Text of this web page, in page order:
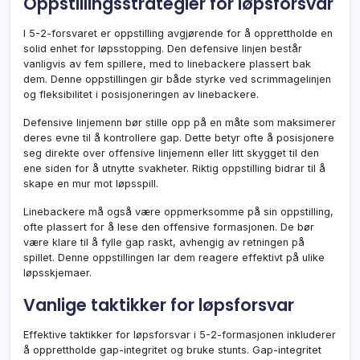
I 5-2-forsvaret er oppstilling avgjørende for å opprettholde en
solid enhet for løpsstopping. Den defensive linjen består
vanligvis av fem spillere, med to linebackere plassert bak
dem. Denne oppstillingen gir både styrke ved scrimmagelinjen
og fleksibilitet i posisjoneringen av linebackere.
Defensive linjemenn bør stille opp på en måte som maksimerer
deres evne til å kontrollere gap. Dette betyr ofte å posisjonere
seg direkte over offensive linjemenn eller litt skygget til den
ene siden for å utnytte svakheter. Riktig oppstilling bidrar til å
skape en mur mot løpsspill.
Linebackere må også være oppmerksomme på sin oppstilling,
ofte plassert for å lese den offensive formasjonen. De bør
være klare til å fylle gap raskt, avhengig av retningen på
spillet. Denne oppstillingen lar dem reagere effektivt på ulike
løpsskjemaer.
Vanlige taktikker for løpsforsvar
Effektive taktikker for løpsforsvar i 5-2-formasjonen inkluderer
å opprettholde gap-integritet og bruke stunts. Gap-integritet